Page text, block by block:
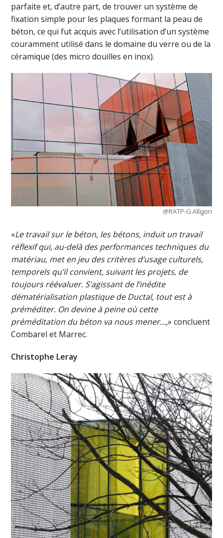
parfaite et, d’autre part, de trouver un système de
fixation simple pour les plaques formant la peau de
béton, ce qui fut acquis avec l’utilisation d’un système
couramment utilisé dans le domaine du verre ou de la
céramique (des micro douilles en inox).
@RATP-G.Alligon
«Le travail sur le béton, les bétons, induit un travail
réflexif qui, au-delà des performances techniques du
matériau, met en jeu des critères d’usage culturels,
temporels qu’il convient, suivant les projets, de
toujours réévaluer. S’agissant de l’inédite
dématérialisation plastique de Ductal, tout est à
préméditer. On devine à peine où cette
préméditation du béton va nous mener…,» concluent
Combarel et Marrec.
Christophe Leray